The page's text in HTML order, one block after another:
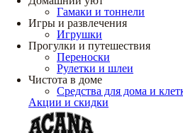
Гамаки и тоннели
Игры и развлечения
Игрушки
Прогулки и путешествия
Переноски
Рулетки и шлеи
Чистота в доме
Средства для дома и
Акции и скидки